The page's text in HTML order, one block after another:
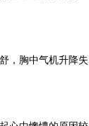
，胸中气机升降失